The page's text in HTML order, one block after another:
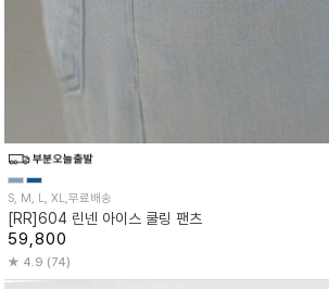
S, M, L, XL,무료배송
[RR]604 린넨 아이스 쿨링 팬츠
59,800
4.9 (74)